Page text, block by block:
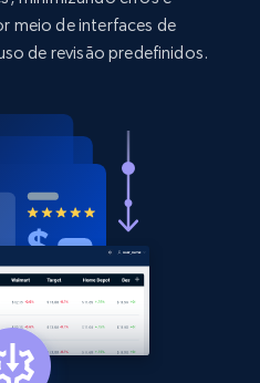
shop's URL
id, Title, Rating,
Comece agora
Initial price, Final
more.
meio de interfaces de
de revisão predefinidos.